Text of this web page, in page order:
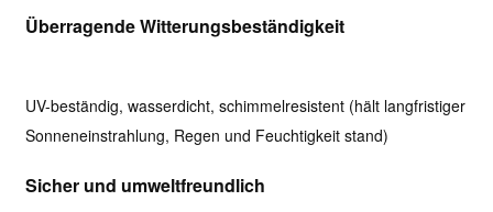
Überragende Witterungsbeständigkeit
UV-beständig, wasserdicht, schimmelresistent (hält langfristiger
Sonneneinstrahlung, Regen und Feuchtigkeit stand)
Sicher und umweltfreundlich